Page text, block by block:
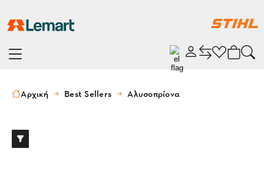
Αρχική Best Sellers Αλυσοπρίονα